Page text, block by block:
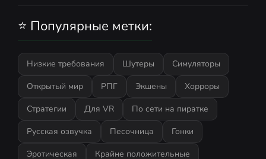
⭐ Популярные метки:
Низкие требования Шутеры
Симуляторы
Открытый мир
РПГ Экшены
Хорроры
Стратегии
Для VR
По сети на пиратке
Русская озвучка
Песочница
Гонки
Эротическая
Крайне положительные